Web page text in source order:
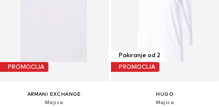
PROMOCIJA
ARMANI EXCHANGE
Majica
Pakiranje od 2
PROMOCIJA
HUGO
Majica